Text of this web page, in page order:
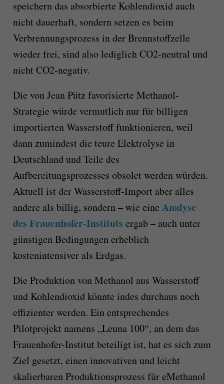
speichern das absorbierte Kohlendioxid auch
nicht dauerhaft, sondern setzen es beim
Verbrennungsprozess in der Brennstoffzelle
wieder frei, sind also lediglich CO2-neutral und
nicht CO2-negativ.
Die von Jean Pütz favorisierte Methanol-
Strategie würde vermutlich nur für billigen
importierten Wasserstoff funktionieren, weil
dann zumindest die teure Elektrolyse in
Deutschland und Teile des
Aufbereitungsprozesses obsolet werden würden.
Aktuell ist der Wasserstoff-Import aber alles
andere als billig, sondern – wie eine Analyse
des Frauenhofer-Instituts ergab – auch unter
günstigen Bedingungen erheblich
kostenintensiver als Erdgas.
Die Produktion von Methanol aus Wasserstoff
und Kohlendioxid könnte indes durchaus noch
effizienter werden. Ein entsprechendes
Pilotprojekt namens „Leuna 100“, an dem das
Frauenhofer-Institut beteiligt ist, hat es sich zum
Ziel gesetzt, einen innovativen und leicht
skalierbaren Produktionsprozess für eMethanol